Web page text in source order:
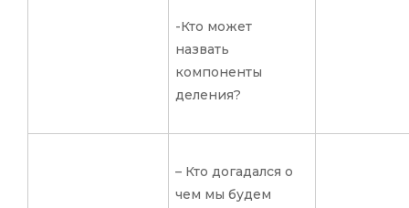
-Кто может
назвать
компоненты
деления?
– Кто догадался о
чем мы будем